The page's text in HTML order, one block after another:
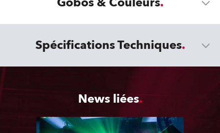
Spécifications Techniques
News liées